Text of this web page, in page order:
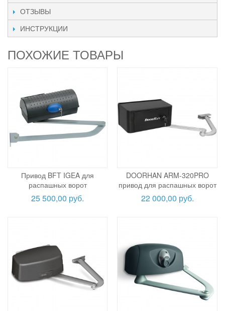
ОТЗЫВЫ
ИНСТРУКЦИИ
ПОХОЖИЕ ТОВАРЫ
Привод BFT IGEA для
распашных ворот
25 500,00 руб.
DOORHAN ARM-320PRO
привод для распашных ворот
22 000,00 руб.